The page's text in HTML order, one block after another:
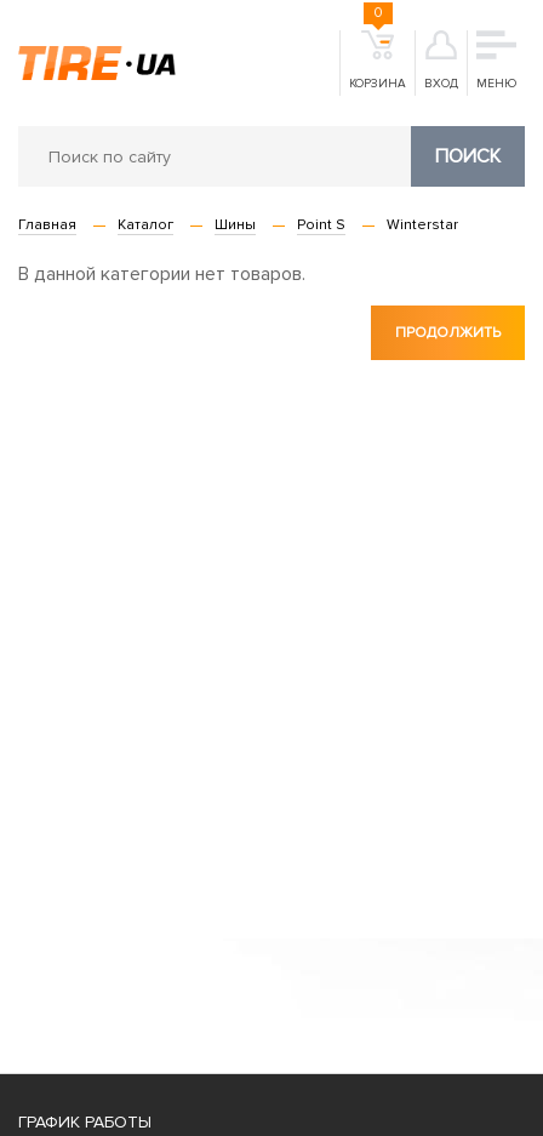
КОРЗИНА
0
ВХОД МЕНЮ
ПОИСК
Главная Каталог Шины Point S Winterstar
В данной категории нет товаров.
ПРОДОЛЖИТЬ
ГРАФИК РАБОТЫ